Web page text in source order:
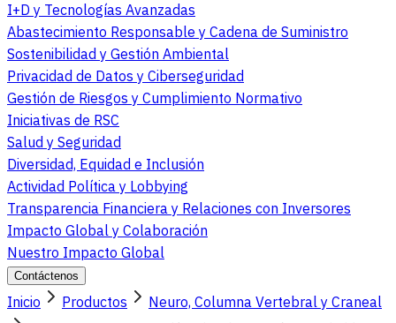
I+D y Tecnologías Avanzadas
Abastecimiento Responsable y Cadena de Suministro
Sostenibilidad y Gestión Ambiental
Privacidad de Datos y Ciberseguridad
Gestión de Riesgos y Cumplimiento Normativo
Iniciativas de RSC
Salud y Seguridad
Diversidad, Equidad e Inclusión
Actividad Política y Lobbying
Transparencia Financiera y Relaciones con Inversores
Impacto Global y Colaboración
Nuestro Impacto Global
Contáctenos
Inicio Productos
Neuro, Columna Vertebral y Craneal